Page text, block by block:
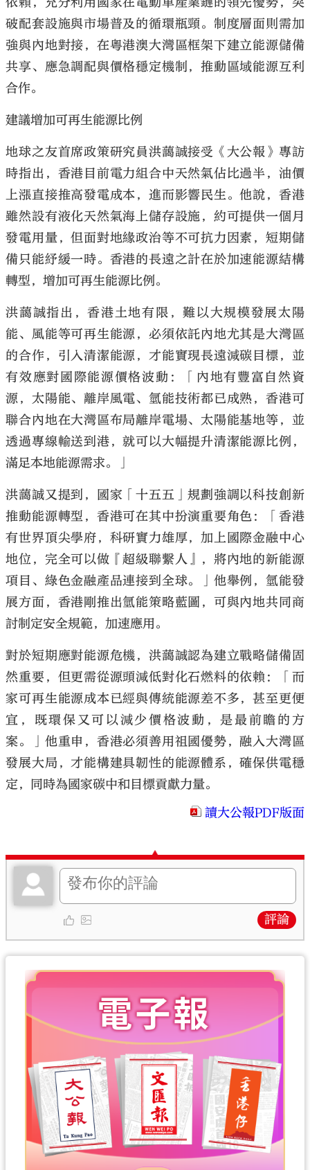
破配套設施與市場普及的循環瓶頸。制度層面則需加
強與內地對接，在粵港澳大灣區框架下建立能源儲備
共享、應急調配與價格穩定機制，推動區域能源互利
合作。
建議增加可再生能源比例
地球之友首席政策研究員洪藹誠接受《大公報》專訪
時指出，香港目前電力組合中天然氣佔比過半，油價
上漲直接推高發電成本，進而影響民生。他說，香港
雖然設有液化天然氣海上儲存設施，約可提供一個月
發電用量，但面對地緣政治等不可抗力因素，短期儲
備只能紓緩一時。香港的長遠之計在於加速能源結構
轉型，增加可再生能源比例。
洪藹誠指出，香港土地有限，難以大規模發展太陽
能、風能等可再生能源，必須依託內地尤其是大灣區
的合作，引入清潔能源，才能實現長遠減碳目標，並
有效應對國際能源價格波動：「內地有豐富自然資
源，太陽能、離岸風電、氫能技術都已成熟，香港可
聯合內地在大灣區布局離岸電場、太陽能基地等，並
透過專線輸送到港，就可以大幅提升清潔能源比例，
滿足本地能源需求。」
洪藹誠又提到，國家「十五五」規劃強調以科技創新
推動能源轉型，香港可在其中扮演重要角色：「香港
有世界頂尖學府，科研實力雄厚，加上國際金融中心
地位，完全可以做『超級聯繫人』，將內地的新能源
項目、綠色金融產品連接到全球。」他舉例，氫能發
展方面，香港剛推出氫能策略藍圖，可與內地共同商
討制定安全規範，加速應用。
對於短期應對能源危機，洪藹誠認為建立戰略儲備固
然重要，但更需從源頭減低對化石燃料的依賴：「而
家可再生能源成本已經與傳統能源差不多，甚至更便
宜，既環保又可以減少價格波動，是最前瞻的方
案。」他重申，香港必須善用祖國優勢，融入大灣區
發展大局，才能構建具韌性的能源體系，確保供電穩
定，同時為國家碳中和目標貢獻力量。
讀大公報PDF版面
評論